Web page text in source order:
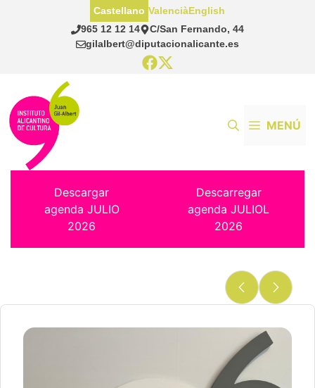
965 12 12 14
C/San Fernando, 44
gilalbert@diputacionalicante.es
Castellano ValenciàEnglish
MENÚ
Descargar
agenda JULIO
2026
Descarregar
agenda JULIOL
2026